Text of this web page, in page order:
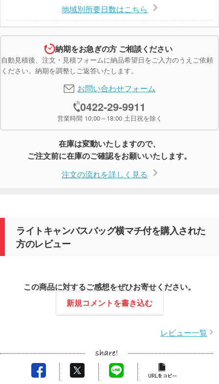
地域別所要日数はこちら
納期をお急ぎの方 ご相談ください
自動見積後、注文・見積フォームに納品希望日をご入力のうえご依頼
ください。納期を調整しご返答いたします。
お問い合わせフォーム
0422-29-9911
営業時間 10:00～18:00 土日祝を除く
在庫は変動いたしますので、
ご注文前に在庫のご確認をお願いいたします。
注文の流れを詳しく見る
ライトキャンバスバッグ横マチ付を購入された
方のレビュー
この商品に対するご感想をぜひお寄せください。
新規コメントを書き込む
レビュー一覧